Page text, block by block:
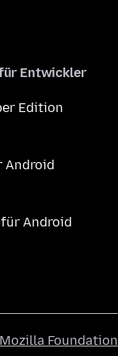
Entwickler
Edition
Android
Android
Mozilla Foundation